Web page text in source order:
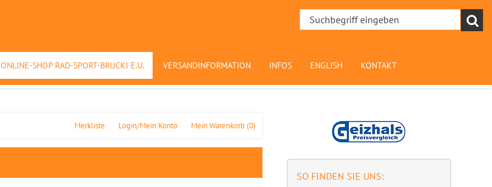
ONLINE-SHOP RAD-SPORT-BRUCKI E.U. VERSANDINFORMATION INFOS ENGLISH KONTAKT
Mein Warenkorb(0)
Login/Mein Konto
Merkliste
SO FINDEN SIE UNS: